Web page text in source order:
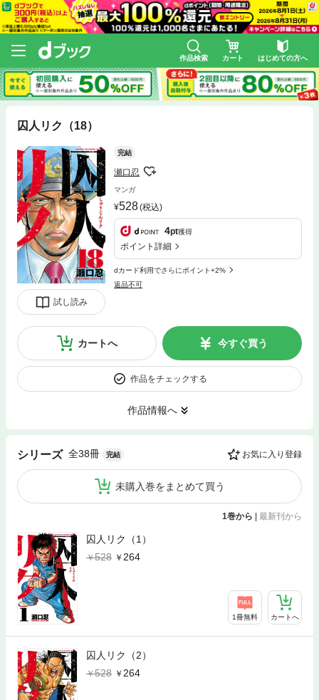
作品検索 カート はじめての方へ
囚人リク（18）
試し読み
完結
瀬口忍
マンガ
528(税込)
4pt獲得
ポイント詳細
dカード利用でさらにポイント+2%
返品不可
カートへ 今すぐ買う
作品をチェックする
作品情報へ
シリーズ 全38冊 完結 お気に入り登録
未購入巻をまとめて買う
1巻から | 最新刊から
囚人リク（1）
528
264
1冊無料 カートへ
囚人リク（2）
528
264